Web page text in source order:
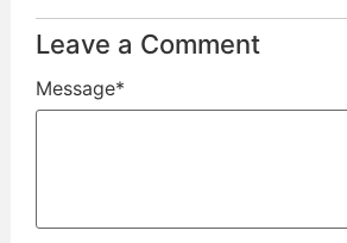
Leave a Comment
Message*